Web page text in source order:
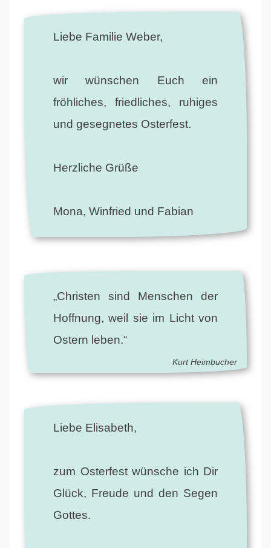
Liebe Familie Weber,
wir wünschen Euch ein
fröhliches, friedliches, ruhiges
und gesegnetes Osterfest.
Herzliche Grüße
Mona, Winfried und Fabian
„Christen sind Menschen der
Hoffnung, weil sie im Licht von
Ostern leben.“
Kurt Heimbucher
Liebe Elisabeth,
zum Osterfest wünsche ich Dir
Glück, Freude und den Segen
Gottes.